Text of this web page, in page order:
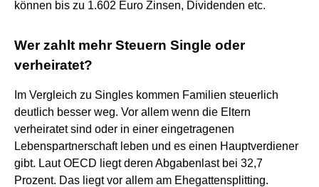
können bis zu 1.602 Euro Zinsen, Dividenden etc.
Wer zahlt mehr Steuern Single oder
verheiratet?
Im Vergleich zu Singles kommen Familien steuerlich
deutlich besser weg. Vor allem wenn die Eltern
verheiratet sind oder in einer eingetragenen
Lebenspartnerschaft leben und es einen Hauptverdiener
gibt. Laut OECD liegt deren Abgabenlast bei 32,7
Prozent. Das liegt vor allem am Ehegattensplitting.